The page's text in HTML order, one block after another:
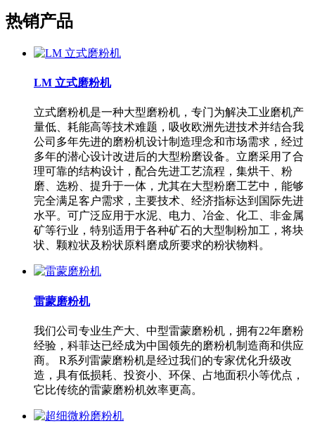
热销产品
LM 立式磨粉机
立式磨粉机是一种大型磨粉机，专门为解决工业磨机产
量低、耗能高等技术难题，吸收欧洲先进技术并结合我
公司多年先进的磨粉机设计制造理念和市场需求，经过
多年的潜心设计改进后的大型粉磨设备。立磨采用了合
理可靠的结构设计，配合先进工艺流程，集烘干、粉
磨、选粉、提升于一体，尤其在大型粉磨工艺中，能够
完全满足客户需求，主要技术、经济指标达到国际先进
水平。可广泛应用于水泥、电力、冶金、化工、非金属
矿等行业，特别适用于各种矿石的大型制粉加工，将块
状、颗粒状及粉状原料磨成所要求的粉状物料。
雷蒙磨粉机
我们公司专业生产大、中型雷蒙磨粉机，拥有22年磨粉
经验，科菲达已经成为中国领先的磨粉机制造商和供应
商。 R系列雷蒙磨粉机是经过我们的专家优化升级改
造，具有低损耗、投资小、环保、占地面积小等优点，
它比传统的雷蒙磨粉机效率更高。